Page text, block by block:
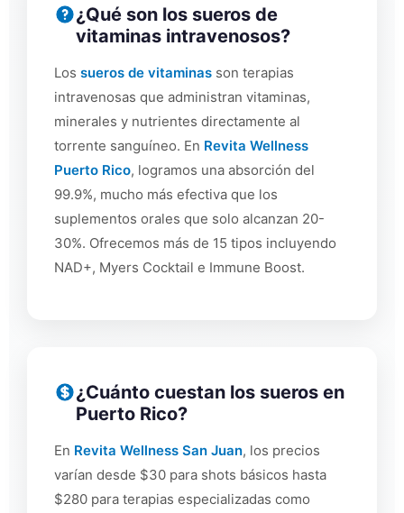
¿Qué son los sueros de
vitaminas intravenosos?
Los sueros de vitaminas son terapias
intravenosas que administran vitaminas,
minerales y nutrientes directamente al
torrente sanguíneo. En Revita Wellness
Puerto Rico, logramos una absorción del
99.9%, mucho más efectiva que los
suplementos orales que solo alcanzan 20-
30%. Ofrecemos más de 15 tipos incluyendo
NAD+, Myers Cocktail e Immune Boost.
¿Cuánto cuestan los sueros en
Puerto Rico?
En Revita Wellness San Juan, los precios
varían desde $30 para shots básicos hasta
$280 para terapias especializadas como